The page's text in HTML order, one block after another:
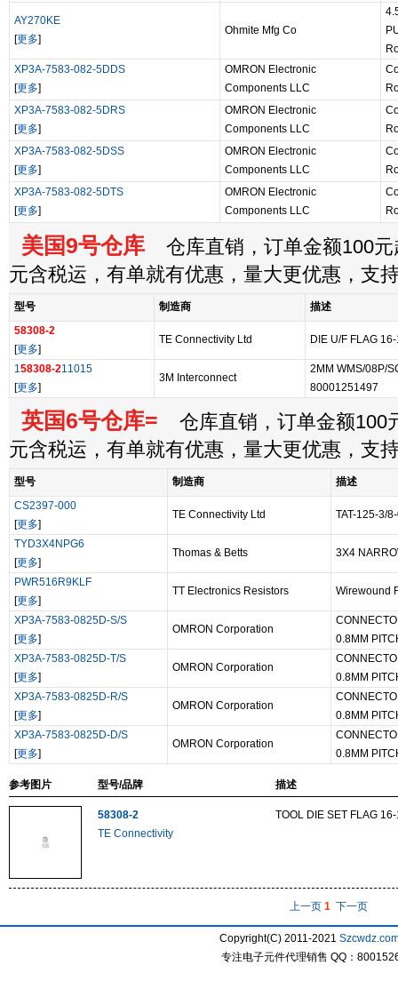
AY270KE
[更多]
Ohmite Mfg Co
XP3A-7583-082-5DDS
[更多]
OMRON Electronic
Components LLC
XP3A-7583-082-5DRS
[更多]
OMRON Electronic
Components LLC
XP3A-7583-082-5DSS
[更多]
OMRON Electronic
Components LLC
XP3A-7583-082-5DTS
[更多]
OMRON Electronic
Components LLC
美国9号仓库 仓库直销，订单金额100元
元含税运，有单就有优惠，量大更优惠，支
型号 制造商
描述
58308-2
[更多]
TE Connectivity Ltd DIE U/F FLAG
158308-211015
[更多]
3M Interconnect
2MM WMS/08P/
80001251497
英国6号仓库= 仓库直销，订单金额100
元含税运，有单就有优惠，量大更优惠，支
型号 制造商
描述
CS2397-000
[更多]
TE Connectivity Ltd TAT-125-3/
TYD3X4NPG6
[更多]
Thomas & Betts 3X4
PWR516R9KLF
[更多]
TT Electronics Resistors Wirewound
XP3A-7583-0825D-S/S
[更多]
OMRON Corporation
0.8MM
XP3A-7583-0825D-T/S
[更多]
OMRON Corporation
0.8MM
XP3A-7583-0825D-R/S
[更多]
OMRON Corporation
0.8MM
XP3A-7583-0825D-D/S
[更多]
OMRON Corporation
0.8MM
参考图片 型号/品牌 描述
58308-2
TE Connectivity
TOOL DIE SET FLAG
上一页 1 下一页
Copyright(C) 2011-2021
专注电子元件代理销售 QQ：